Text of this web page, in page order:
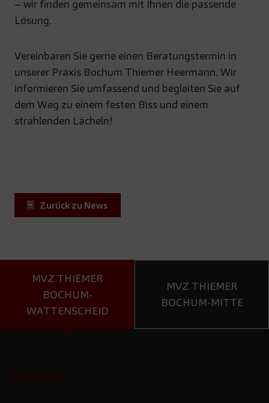
– wir finden gemeinsam mit Ihnen die passende
Lösung.
Vereinbaren Sie gerne einen Beratungstermin in
unserer Praxis Bochum Thiemer Heermann. Wir
informieren Sie umfassend und begleiten Sie auf
dem Weg zu einem festen Biss und einem
strahlenden Lächeln!
Zurück zu News
MVZ THIEMER
BOCHUM-
WATTENSCHEID
MVZ THIEMER
BOCHUM-MITTE
KONTAKT